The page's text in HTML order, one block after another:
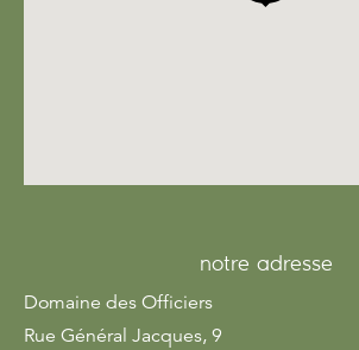
notre adresse
Domaine des Officiers
Rue Général Jacques, 9